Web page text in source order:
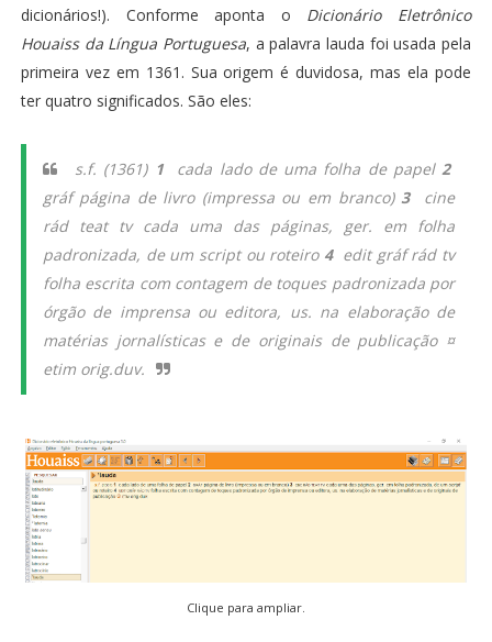
dicionários!). Conforme aponta o Dicionário Eletrônico
Houaiss da Língua Portuguesa, a palavra lauda foi usada pela
primeira vez em 1361. Sua origem é duvidosa, mas ela pode
ter quatro significados. São eles:
s.f. (1361) 1 cada lado de uma folha de papel2
gráf página de livro (impressa ou em branco) 3cine
rád teat tv cada uma das páginas, ger. em folha
padronizada, de um script ou roteiro 4edit gráf rád tv
folha escrita com contagem de toques padronizada por
órgão de imprensa ou editora, us. na elaboração de
matérias jornalísticas e de originais de publicação ¤
etim orig.duv.
Clique para ampliar.